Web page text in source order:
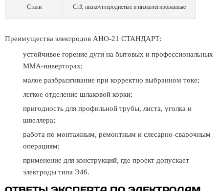
Стали Ст3, низкоуглеродистые и низколегированные
Преимущества электродов АНО-21 СТАНДАРТ:
устойчивое горение дуги на бытовых и профессиональных
MMA-инверторах;
малое разбрызгивание при корректно выбранном токе;
легкое отделение шлаковой корки;
пригодность для профильной трубы, листа, уголка и
швеллера;
работа по монтажным, ремонтным и слесарно-сварочным
операциям;
применение для конструкций, где проект допускает
электроды типа Э46.